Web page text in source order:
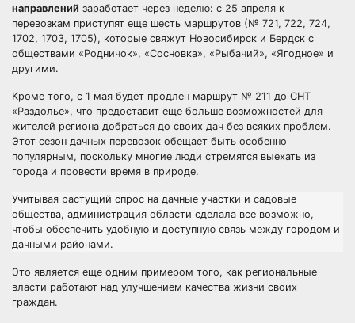
направлений заработает через неделю: с 25 апреля к
перевозкам приступят еще шесть маршрутов (№ 721, 722, 724,
1702, 1703, 1705), которые свяжут Новосибирск и Бердск с
обществами «Родничок», «Сосновка», «Рыбачий», «Ягодное» и
другими.
Кроме того, с 1 мая будет продлен маршрут № 211 до СНТ
«Раздолье», что предоставит еще больше возможностей для
жителей региона добраться до своих дач без всяких проблем.
Этот сезон дачных перевозок обещает быть особенно
популярным, поскольку многие люди стремятся выехать из
города и провести время в природе.
Учитывая растущий спрос на дачные участки и садовые
общества, администрация области сделала все возможно,
чтобы обеспечить удобную и доступную связь между городом и
дачными районами.
Это является еще одним примером того, как региональные
власти работают над улучшением качества жизни своих
граждан.